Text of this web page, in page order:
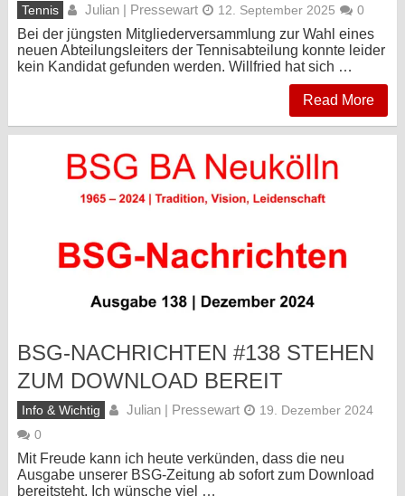
Tennis Julian | Pressewart 12. September 2025 0
Bei der jüngsten Mitgliederversammlung zur Wahl eines
neuen Abteilungsleiters der Tennisabteilung konnte leider
kein Kandidat gefunden werden. Willfried hat sich …
Read More
BSG-NACHRICHTEN #138 STEHEN
ZUM DOWNLOAD BEREIT
Info & Wichtig Julian | Pressewart
19. Dezember 2024
0
Mit Freude kann ich heute verkünden, dass die neu
Ausgabe unserer BSG-Zeitung ab sofort zum Download
bereitsteht. Ich wünsche viel …